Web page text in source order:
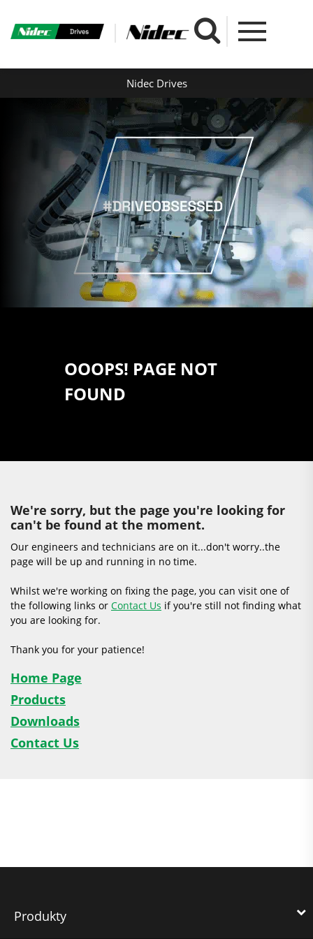
Nidec Drives
OOOPS! PAGE NOT
FOUND
We're sorry, but the page you're looking for
can't be found at the moment.
Our engineers and technicians are on it...don't worry..the
page will be up and running in no time.
Whilst we're working on fixing the page, you can visit one of
the following links or Contact Us if you're still not finding what
you are looking for.
Thank you for your patience!
Home Page
Products
Downloads
Contact Us
Produkty